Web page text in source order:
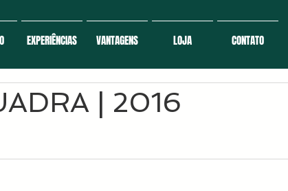
EXPERIÊNCIAS VANTAGENS LOJA CONTATO
| 2016